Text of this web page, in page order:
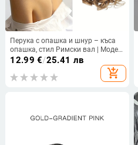
Перука с опашка и шнур – къса
опашка, стил Римски вал | Модел
py284; коса в снопчета;
термоустойчива тел; механизъм
12.99 €/25.41 лв
add_shopping_cart